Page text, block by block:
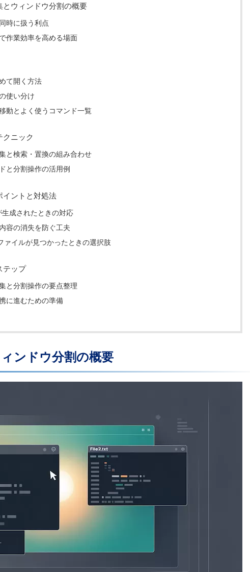
とウィンドウ分割の概要
時に扱う利点
作業効率を高める場面
て開く方法
使い分け
動とよく使うコマンド一覧
クニック
と検索・置換の組み合わせ
と分割操作の活用例
イントと対処法
成されたときの対応
容の消失を防ぐ工夫
ァイルが見つかったときの選択肢
テップ
と分割操作の要点整理
に進むための準備
ンドウ分割の概要